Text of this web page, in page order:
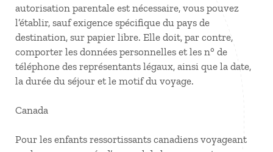
autorisation parentale est nécessaire, vous pouvez
l’établir, sauf exigence spécifique du pays de
destination, sur papier libre. Elle doit, par contre,
comporter les données personnelles et les n° de
téléphone des représentants légaux, ainsi que la date,
la durée du séjour et le motif du voyage.
Canada
Pour les enfants ressortissants canadiens voyageant